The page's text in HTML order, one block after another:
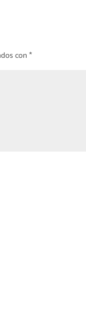
con*